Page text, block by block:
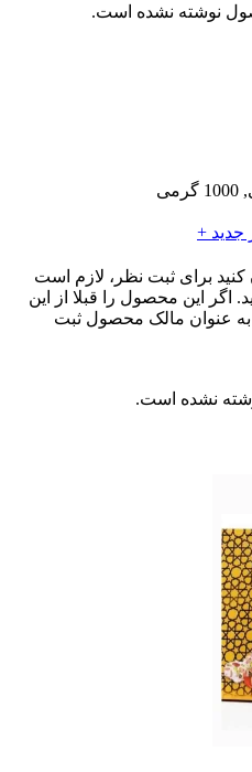
نوشته نشده است.
جدید +
کنید برای ثبت نظر، لازم است
اگر این محصول را قبلا از این
به عنوان مالک محصول ثبت
نشده است.